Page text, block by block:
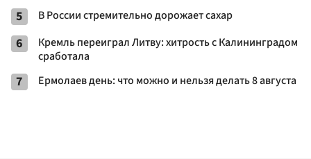
5 В России стремительно дорожает сахар
6
Кремль переиграл Литву: хитрость с Калининградом
сработала
7 Ермолаев день: что можно и нельзя делать 8 августа